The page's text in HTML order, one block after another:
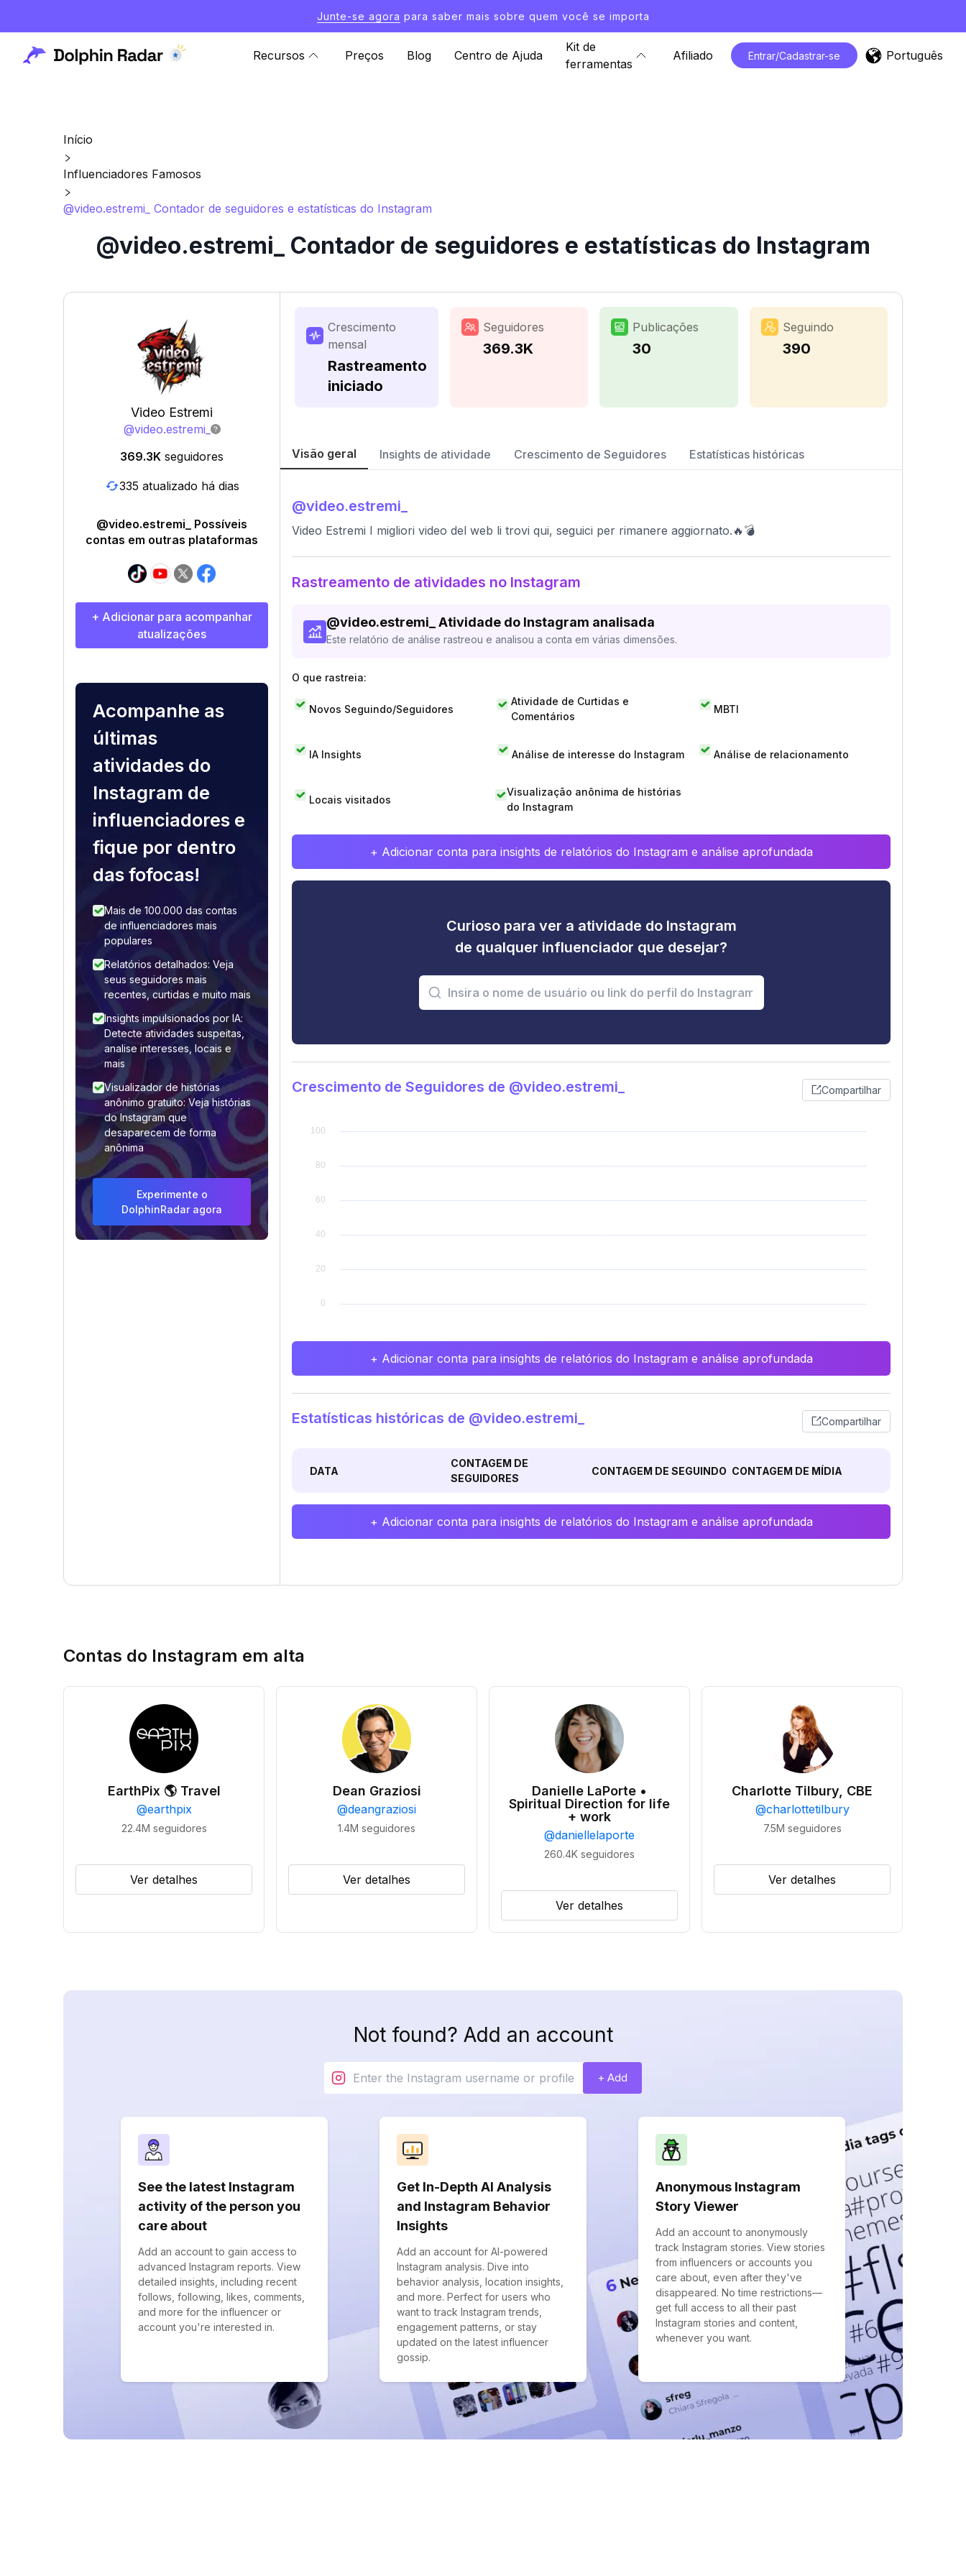
Junte-se agora para saber mais sobre quem você se importa
Recursos Preços Blog Centro de Ajuda
Kit de
ferramentas
Afiliado Entrar/Cadastrar-se Português
Início
Influenciadores Famosos
@video.estremi_ Contador de seguidores e estatísticas do Instagram
@video.estremi_ Contador de seguidores e estatísticas do Instagram
Video Estremi
@video.estremi_
369.3K seguidores
335 atualizado há dias
@video.estremi_ Possíveis
contas em outras plataformas
+ Adicionar para acompanhar
atualizações
Acompanhe as
últimas
atividades do
Instagram de
influenciadores e
fique por dentro
das fofocas!
Mais de 100.000 das contas
de influenciadores mais
populares
Relatórios detalhados: Veja
seus seguidores mais
recentes, curtidas e muito mais
Insights impulsionados por IA:
Detecte atividades suspeitas,
analise interesses, locais e
mais
Visualizador de histórias
anônimo gratuito: Veja histórias
do Instagram que
desaparecem de forma
anônima
Experimente o
DolphinRadar agora
Crescimento
mensal
Rastreamento
iniciado
Seguidores
369.3K
Publicações
30
Seguindo
390
Visão geral Insights de atividade Crescimento de Seguidores Estatísticas históricas
@video.estremi_
Video Estremi I migliori video del web li trovi qui, seguici per rimanere aggiornato.🔥💣
Rastreamento de atividades no Instagram
@video.estremi_ Atividade do Instagram analisada
Este relatório de análise rastreou e analisou a conta em várias dimensões.
O que rastreia:
Novos Seguindo/Seguidores
Atividade de Curtidas e
Comentários
MBTI
IA Insights Análise de interesse do Instagram Análise de relacionamento
Locais visitados
Visualização anônima de histórias
do Instagram
+ Adicionar conta para insights de relatórios do Instagram e análise aprofundada
Curioso para ver a atividade do Instagram
de qualquer influenciador que desejar?
Crescimento de Seguidores de @video.estremi_ Compartilhar
+ Adicionar conta para insights de relatórios do Instagram e análise aprofundada
Estatísticas históricas de @video.estremi_ Compartilhar
DATA
CONTAGEM DE
SEGUIDORES
CONTAGEM DE SEGUINDO CONTAGEM DE MÍDIA
+ Adicionar conta para insights de relatórios do Instagram e análise aprofundada
Contas do Instagram em alta
EarthPix 🌎 Travel
@earthpix
22.4M seguidores
Ver detalhes
Dean Graziosi
@deangraziosi
1.4M seguidores
Ver detalhes
Danielle LaPorte •
Spiritual Direction for life
+ work
@daniellelaporte
260.4K seguidores
Ver detalhes
Charlotte Tilbury, CBE
@charlottetilbury
7.5M seguidores
Ver detalhes
Not found? Add an account
+ Add
See the latest Instagram
activity of the person you
care about
Add an account to gain access to
advanced Instagram reports. View
detailed insights, including recent
follows, following, likes, comments,
and more for the influencer or
account you're interested in.
Get In-Depth AI Analysis
and Instagram Behavior
Insights
Add an account for AI-powered
Instagram analysis. Dive into
behavior analysis, location insights,
and more. Perfect for users who
want to track Instagram trends,
engagement patterns, or stay
updated on the latest influencer
gossip.
Anonymous Instagram
Story Viewer
Add an account to anonymously
track Instagram stories. View stories
from influencers or accounts you
care about, even after they've
disappeared. No time restrictions—
get full access to all their past
Instagram stories and content,
whenever you want.